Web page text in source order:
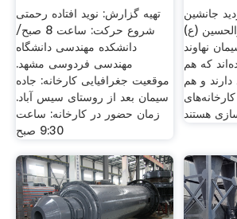
تهیه گزارش: نوید افتاده رحمتی
شروع حرکت: ساعت 8 صبح/
دانشکده مهندسی دانشگاه
مهندسی فردوسی مشهد.
موقعیت جغرافیایی کارخانه: جاده
سیمان بعد از روستای سیس آباد.
زمان حضور در کارخانه: ساعت
9:30 صبح
جانشین
(ع)
نهاوند
که هم
و هم